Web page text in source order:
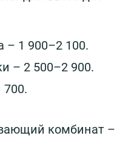
1 900–2 100.
– 2 500–2 900.
700.
комбинат –